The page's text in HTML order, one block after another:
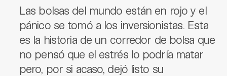
Las bolsas del mundo están en rojo y el
pánico se tomó a los inversionistas. Esta
es la historia de un corredor de bolsa que
no pensó que el estrés lo podría matar
pero, por si acaso, dejó listo su